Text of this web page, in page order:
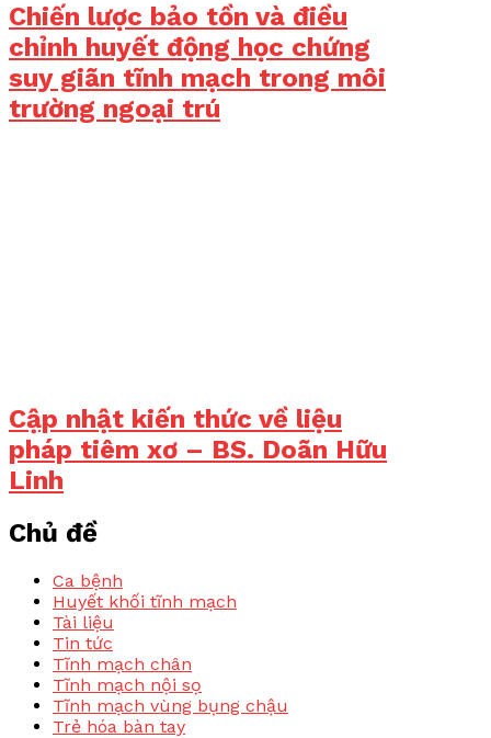
Chiến lược bảo tồn và điều
chỉnh huyết động học chứng
suy giãn tĩnh mạch trong môi
trường ngoại trú
Cập nhật kiến thức về liệu
pháp tiêm xơ – BS. Doãn Hữu
Linh
Chủ đề
Ca bệnh
Huyết khối tĩnh mạch
Tài liệu
Tin tức
Tĩnh mạch chân
Tĩnh mạch nội sọ
Tĩnh mạch vùng bụng chậu
Trẻ hóa bàn tay